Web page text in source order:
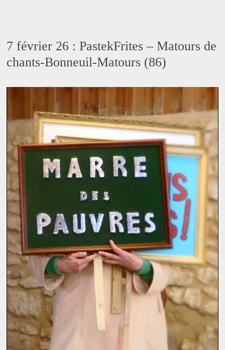
7 février 26 : PastekFrites – Matours de
chants-Bonneuil-Matours (86)